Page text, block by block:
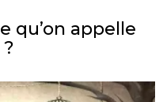
qu’on appelle